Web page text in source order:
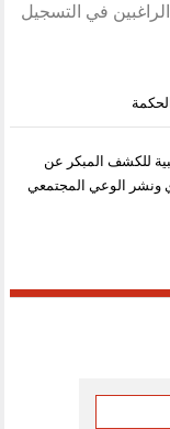
في التسجيل
للكشف المبكر عن
ونشر الوعي المجتمعي